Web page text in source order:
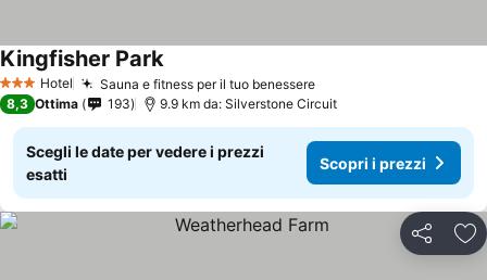
3 StelleHotel Sauna e fitness per il tuo benessere
Kingfisher Park
8,3 Ottima 193 9.9 km da: Silverstone Circuit
Scegli le date per vedere i prezzi
esatti
Scopri i prezzi
Condividi